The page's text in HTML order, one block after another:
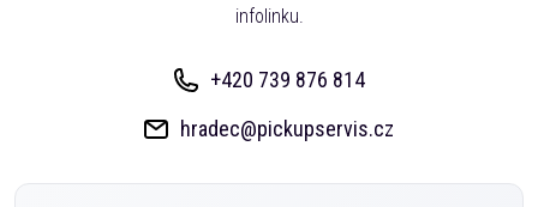
infolinku.
+420 739 876 814
hradec@pickupservis.cz